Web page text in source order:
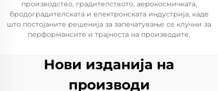
производство, градителството, аерокосмичката,
бродоградителската и електронската индустрија, каде
што постојаните решенија за запечатување се клучни за
перформансите и трајноста на производите.
Нови изданија на
производи